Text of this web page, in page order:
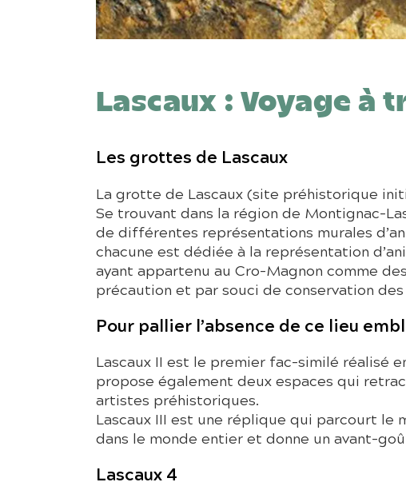
Lascaux : Voyage à
Les grottes de Lascaux
La grotte de Lascaux (site préhistorique
Se trouvant dans la région de Montignac-
de différentes représentations murales
chacune est dédiée à la représentation
ayant appartenu au Cro-Magnon comme
précaution et par souci de conservation
Pour pallier l’absence de ce lieu
Lascaux II est le premier fac-similé réalisé
propose également deux espaces qui
artistes préhistoriques.
Lascaux III est une réplique qui parcourt le
dans le monde entier et donne un avant-
Lascaux 4